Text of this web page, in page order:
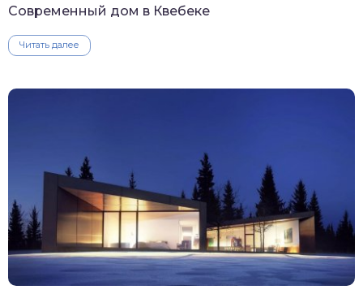
Современный дом в Квебеке
Читать далее